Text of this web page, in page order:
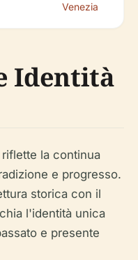
Venezia
Identità
la continua
e progresso.
storica con il
l'identità unica
e presente